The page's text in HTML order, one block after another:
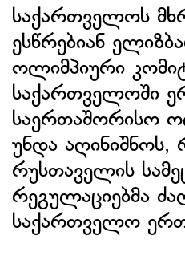
საქართველოს
ესწრებიან
ოლიმპიური
საქართველოში
საერთაშორისო
უნდა
რუსთაველის
რეგულაციებმა
საქართველო